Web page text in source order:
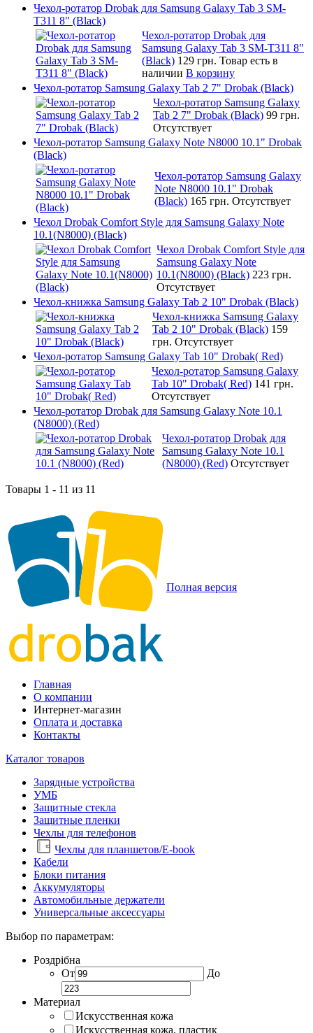
Чехол-ротатор Drobak для Samsung Galaxy Tab 3 SM-
T311 8" (Black)
Чехол-ротатор Drobak для
Samsung Galaxy Tab 3 SM-T311 8"
(Black) 129 грн. Товар есть в
наличии В корзину
Чехол-ротатор Samsung Galaxy Tab 2 7" Drobak (Black)
Чехол-ротатор Samsung Galaxy
Tab 2 7" Drobak (Black) 99 грн.
Отсутствует
Чехол-ротатор Samsung Galaxy Note N8000 10.1" Drobak
(Black)
Чехол-ротатор Samsung Galaxy
Note N8000 10.1" Drobak
(Black) 165 грн. Отсутствует
Чехол Drobak Comfort Style для Samsung Galaxy Note
10.1(N8000) (Black)
Чехол Drobak Comfort Style для
Samsung Galaxy Note
10.1(N8000) (Black) 223 грн.
Отсутствует
Чехол-книжка Samsung Galaxy Tab 2 10" Drobak (Black)
Чехол-книжка Samsung Galaxy
Tab 2 10" Drobak (Black) 159
грн. Отсутствует
Чехол-ротатор Samsung Galaxy Tab 10" Drobak( Red)
Чехол-ротатор Samsung Galaxy
Tab 10" Drobak( Red) 141 грн.
Отсутствует
Чехол-ротатор Drobak для Samsung Galaxy Note 10.1
(N8000) (Red)
Чехол-ротатор Drobak для
Samsung Galaxy Note 10.1
(N8000) (Red) Отсутствует
Товары 1 - 11 из 11
Полная версия
Главная
О компании
Интернет-магазин
Оплата и доставка
Контакты
Каталог товаров
Зарядные устройства
УМБ
Защитные стекла
Защитные пленки
Чехлы для телефонов
Чехлы для планшетов/E-book
Кабели
Блоки питания
Аккумуляторы
Автомобильные держатели
Универсальные аксессуары
Выбор по параметрам:
Роздрібна
От
До
Материал
Искусственная кожа
Искусственная кожа, пластик